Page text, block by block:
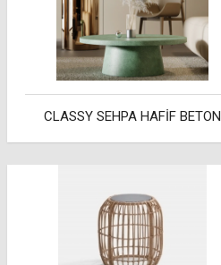
CLASSY SEHPA HAFİF BETON